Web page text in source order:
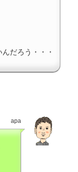
だろう・・・
apa